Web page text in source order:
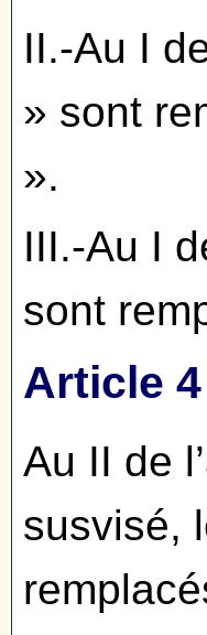
II.-Au I
» sont
».
III.-Au I
sont
Article 4
Au II de
susvisé,